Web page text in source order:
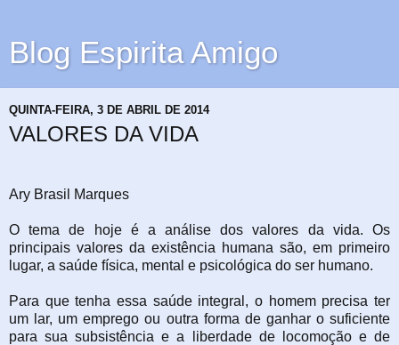
Blog Espirita Amigo
QUINTA-FEIRA, 3 DE ABRIL DE 2014
VALORES DA VIDA
Ary Brasil Marques
O tema de hoje é a análise dos valores da vida. Os
principais valores da existência humana são, em primeiro
lugar, a saúde física, mental e psicológica do ser humano.
Para que tenha essa saúde integral, o homem precisa ter
um lar, um emprego ou outra forma de ganhar o suficiente
para sua subsistência e a liberdade de locomoção e de